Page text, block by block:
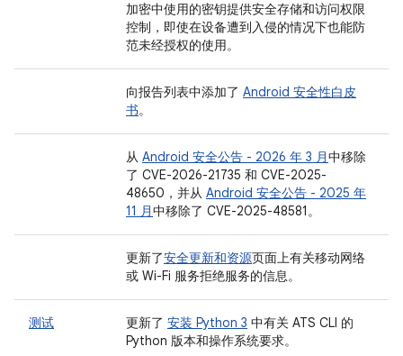
加密中使用的密钥提供安全存储和访问权限
控制，即使在设备遭到入侵的情况下也能防
范未经授权的使用。
向报告列表中添加了 Android 安全性白皮
书。
从 Android 安全公告 - 2026 年 3 月中移除
了 CVE-2026-21735 和 CVE-2025-
48650，并从 Android 安全公告 - 2025 年
11 月中移除了 CVE-2025-48581。
更新了安全更新和资源页面上有关移动网络
或 Wi-Fi 服务拒绝服务的信息。
测试 更新了 安装 Python 3 中有关 ATS CLI 的
Python 版本和操作系统要求。